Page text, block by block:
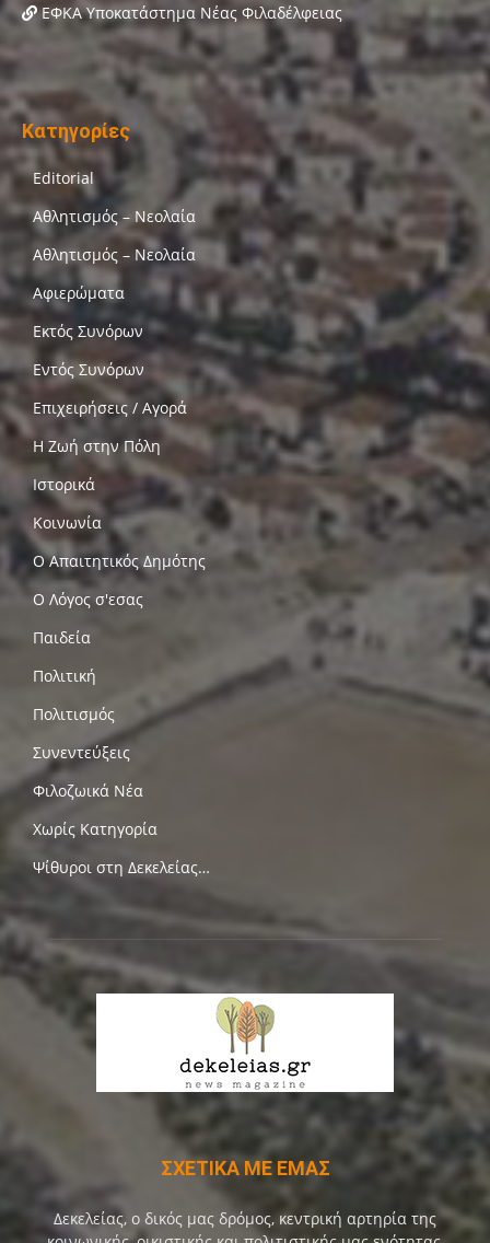
ΕΦΚΑ Υποκατάστημα Νέας Φιλαδέλφειας
Κατηγορίες
Editorial
Αθλητισμός – Νεολαία
Αθλητισμός – Νεολαία
Αφιερώματα
Εκτός Συνόρων
Εντός Συνόρων
Επιχειρήσεις / Αγορά
Η Ζωή στην Πόλη
Ιστορικά
Κοινωνία
Ο Απαιτητικός Δημότης
Ο Λόγος σ'εσας
Παιδεία
Πολιτική
Πολιτισμός
Συνεντεύξεις
Φιλοζωικά Νέα
Χωρίς Κατηγορία
Ψίθυροι στη Δεκελείας…
ΣΧΕΤΙΚΑ ΜΕ ΕΜΑΣ
Δεκελείας, ο δικός μας δρόμος, κεντρική αρτηρία της